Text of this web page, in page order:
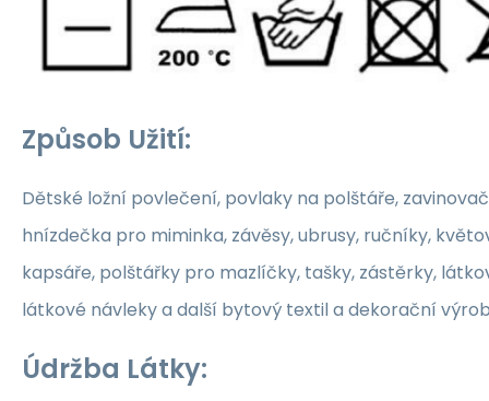
Způsob Užití:
Dětské ložní povlečení, povlaky na polštáře,
hnízdečka pro miminka, závěsy, ubrusy, ručníky,
kapsáře, polštářky pro mazlíčky, tašky, zástěrky,
látkové návleky a další bytový textil a dekorační
Údržba Látky: